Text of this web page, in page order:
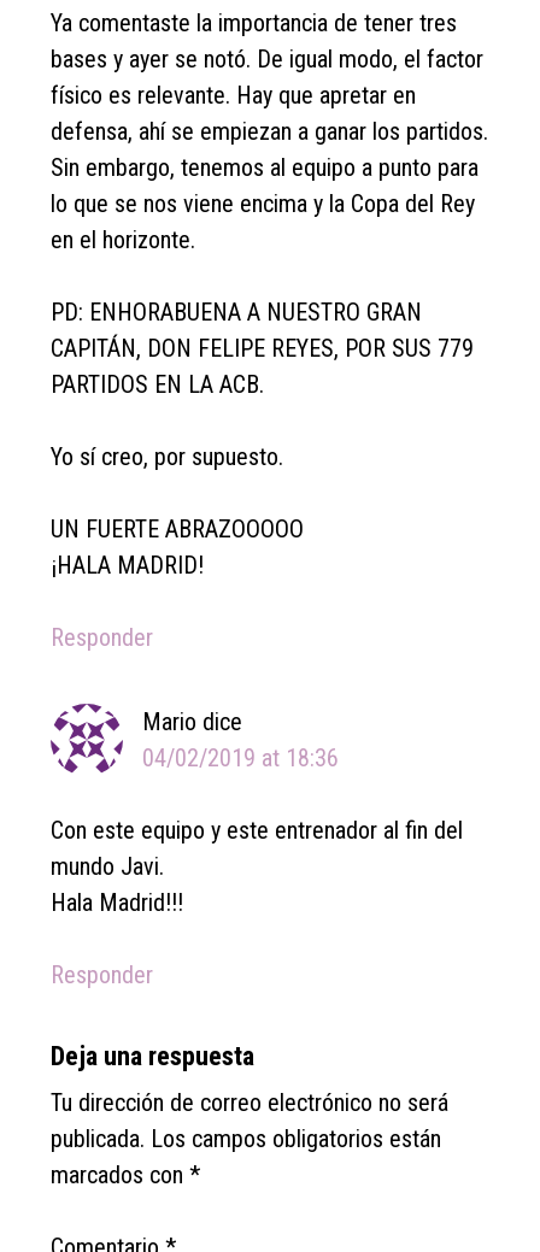
Ya comentaste la importancia de tener tres
bases y ayer se notó. De igual modo, el factor
físico es relevante. Hay que apretar en
defensa, ahí se empiezan a ganar los partidos.
Sin embargo, tenemos al equipo a punto para
lo que se nos viene encima y la Copa del Rey
en el horizonte.
PD: ENHORABUENA A NUESTRO GRAN
CAPITÁN, DON FELIPE REYES, POR SUS 779
PARTIDOS EN LA ACB.
Yo sí creo, por supuesto.
UN FUERTE ABRAZOOOOO
¡HALA MADRID!
Responder
Mario dice
04/02/2019 at 18:36
Con este equipo y este entrenador al fin del
mundo Javi.
Hala Madrid!!!
Responder
Deja una respuesta
Tu dirección de correo electrónico no será
publicada. Los campos obligatorios están
marcados con*